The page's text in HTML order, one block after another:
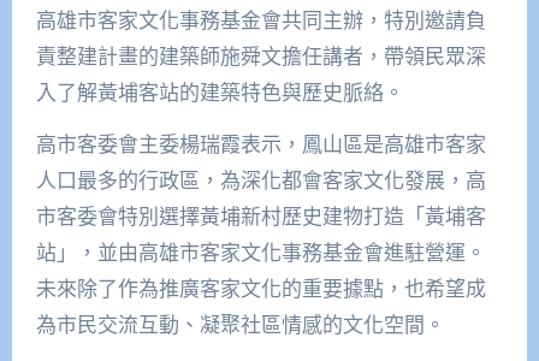
高雄市客家文化事務基金會共同主辦，特別邀請負
責整建計畫的建築師施舜文擔任講者，帶領民眾深
入了解黃埔客站的建築特色與歷史脈絡。
高市客委會主委楊瑞霞表示，鳳山區是高雄市客家
人口最多的行政區，為深化都會客家文化發展，高
市客委會特別選擇黃埔新村歷史建物打造「黃埔客
站」，並由高雄市客家文化事務基金會進駐營運。
未來除了作為推廣客家文化的重要據點，也希望成
為市民交流互動、凝聚社區情感的文化空間。